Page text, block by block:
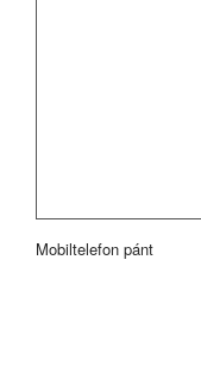
Mobiltelefon pánt